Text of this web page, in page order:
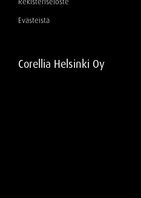
Evästeistä
Corellia Helsinki Oy